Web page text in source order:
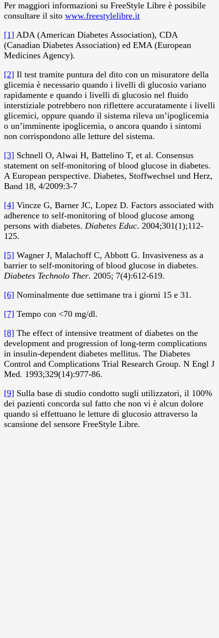
Per maggiori informazioni su FreeStyle Libre è possibile
consultare il sito www.freestylelibre.it
[1] ADA (American Diabetes Association), CDA
(Canadian Diabetes Association) ed EMA (European
Medicines Agency).
[2] Il test tramite puntura del dito con un misuratore della
glicemia è necessario quando i livelli di glucosio variano
rapidamente e quando i livelli di glucosio nel fluido
interstiziale potrebbero non riflettere accuratamente i livelli
glicemici, oppure quando il sistema rileva un’ipoglicemia
o un’imminente ipoglicemia, o ancora quando i sintomi
non corrispondono alle letture del sistema.
[3] Schnell O, Alwai H, Battelino T, et al. Consensus
statement on self-monitoring of blood glucose in diabetes.
A European perspective. Diabetes, Stoffwechsel und Herz,
Band 18, 4/2009:3-7
[4] Vincze G, Barner JC, Lopez D. Factors associated with
adherence to self-monitoring of blood glucose among
persons with diabetes. Diabetes Educ. 2004;301(1);112-
125.
[5] Wagner J, Malachoff C, Abbott G. Invasiveness as a
barrier to self-monitoring of blood glucose in diabetes.
Diabetes Technolo Ther. 2005; 7(4):612-619.
[6] Nominalmente due settimane tra i giorni 15 e 31.
[7] Tempo con <70 mg/dl.
[8] The effect of intensive treatment of diabetes on the
development and progression of long-term complications
in insulin-dependent diabetes mellitus. The Diabetes
Control and Complications Trial Research Group. N Engl J
Med. 1993;329(14):977-86.
[9] Sulla base di studio condotto sugli utilizzatori, il 100%
dei pazienti concorda sul fatto che non vi è alcun dolore
quando si effettuano le letture di glucosio attraverso la
scansione del sensore FreeStyle Libre.